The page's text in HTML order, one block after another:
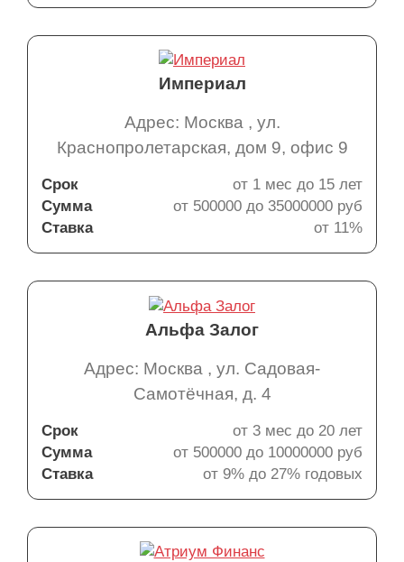
Империал
Адрес: Москва , ул.
Краснопролетарская, дом 9, офис 9
Срок
от 1 мес до 15 лет
Сумма
от 500000 до 35000000 руб
Ставка
от 11%
Альфа Залог
Адрес: Москва , ул. Садовая-
Самотёчная, д. 4
Срок
от 3 мес до 20 лет
Сумма
от 500000 до 10000000 руб
Ставка
от 9% до 27% годовых